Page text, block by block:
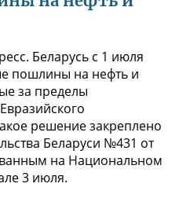
Беларусь с 1 июля
пошлины на нефть и
за пределы
решение закреплено
Беларуси №431 от
на Национальном
3 июля.